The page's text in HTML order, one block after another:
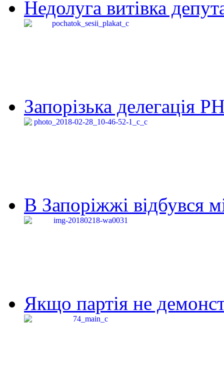
Недолуга витівка
Запорізька делегація
В Запоріжжі відбувся
Якщо партія не